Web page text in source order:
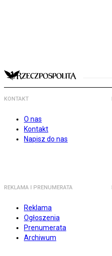
KONTAKT
O nas
Kontakt
Napisz do nas
REKLAMA I PRENUMERATA
Reklama
Ogłoszenia
Prenumerata
Archiwum